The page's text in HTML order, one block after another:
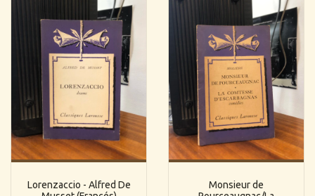
Lorenzaccio - Alfred De
Monsieur de